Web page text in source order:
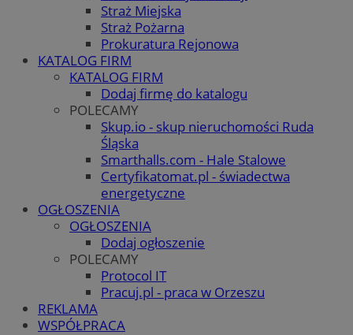
Straż Miejska
Straż Pożarna
Prokuratura Rejonowa
KATALOG FIRM
KATALOG FIRM
Dodaj firmę do katalogu
POLECAMY
Skup.io - skup nieruchomości Ruda
Śląska
Smarthalls.com - Hale Stalowe
Certyfikatomat.pl - świadectwa
energetyczne
OGŁOSZENIA
OGŁOSZENIA
Dodaj ogłoszenie
POLECAMY
Protocol IT
Pracuj.pl - praca w Orzeszu
REKLAMA
WSPÓŁPRACA